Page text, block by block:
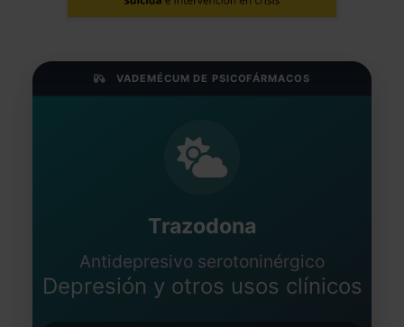
VADEMÉCUM DE PSICOFÁRMACOS
Trazodona
Antidepresivo serotoninérgico
Depresión y otros usos clínicos